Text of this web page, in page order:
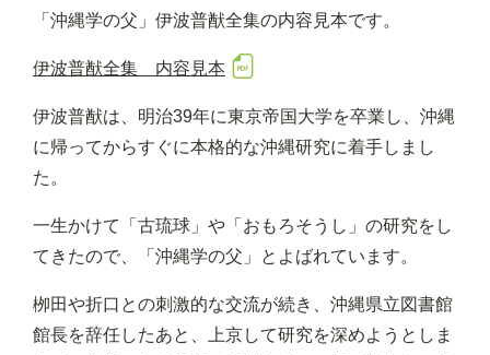
「沖縄学の父」伊波普猷全集の内容見本です。
伊波普猷全集 内容見本
伊波普猷は、明治39年に東京帝国大学を卒業し、沖縄
に帰ってからすぐに本格的な沖縄研究に着手しまし
た。
一生かけて「古琉球」や「おもろそうし」の研究をし
てきたので、「沖縄学の父」とよばれています。
栁田や折口との刺激的な交流が続き、沖縄県立図書館
館長を辞任したあと、上京して研究を深めようとしま